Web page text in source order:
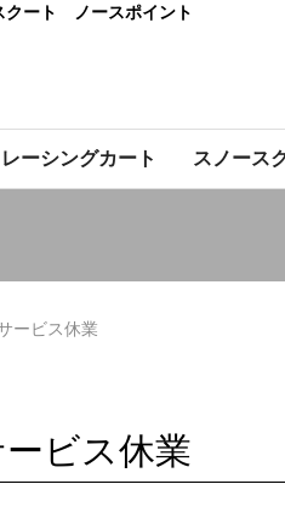
クート ノースポイント
レーシングカート スノース
ービス休業
ビス休業